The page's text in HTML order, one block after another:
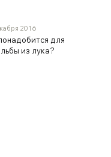
2016
для
из лука?